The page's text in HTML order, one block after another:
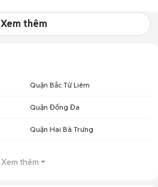
Xem thêm
Quận Bắc Từ Liêm
Quận Đống Đa
Quận Hai Bà Trưng
Xem thêm